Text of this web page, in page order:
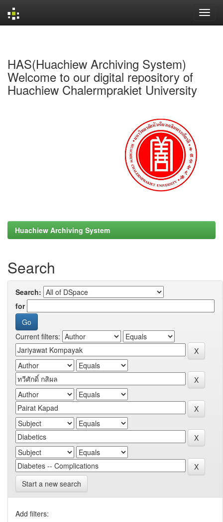
HAS(Huachiew Archiving System)
Welcome to our digital repository of
Huachiew Chalermprakiet University
Huachiew Archiving System
Search
Search:
for
Current filters:
Start a new search
Add filters: